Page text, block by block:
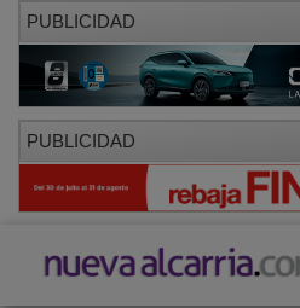
PUBLICIDAD
PUBLICIDAD